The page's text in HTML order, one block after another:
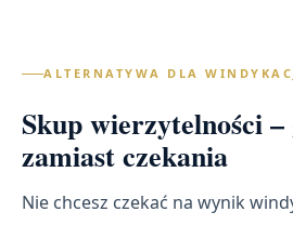
ALTERNATYWA DLA
Skup wierzytelności
zamiast czekania
Nie chcesz czekać na wynik